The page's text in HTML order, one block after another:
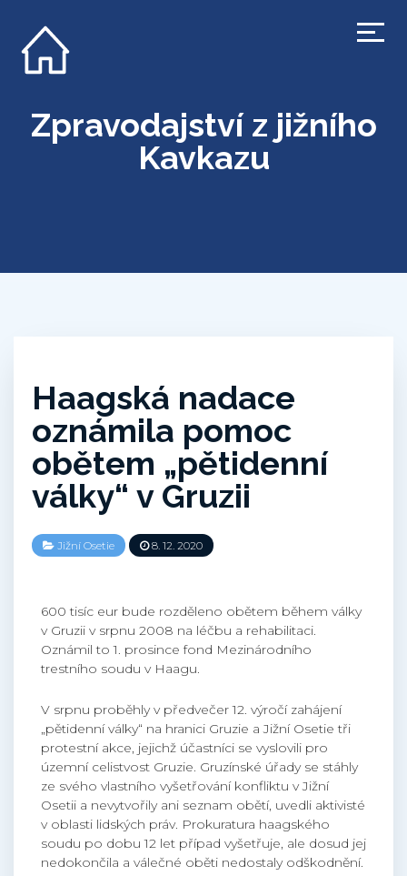
Zpravodajství z jižního
Kavkazu
Haagská nadace
oznámila pomoc
obětem „pětidenní
války“ v Gruzii
Jižní Osetie 8. 12. 2020
600 tisíc eur bude rozděleno obětem během války
v Gruzii v srpnu 2008 na léčbu a rehabilitaci.
Oznámil to 1. prosince fond Mezinárodního
trestního soudu v Haagu.
V srpnu proběhly v předvečer 12. výročí zahájení
„pětidenní války“ na hranici Gruzie a Jižní Osetie tři
protestní akce, jejichž účastníci se vyslovili pro
územní celistvost Gruzie. Gruzínské úřady se stáhly
ze svého vlastního vyšetřování konfliktu v Jižní
Osetii a nevytvořily ani seznam obětí, uvedli aktivisté
v oblasti lidských práv. Prokuratura haagského
soudu po dobu 12 let případ vyšetřuje, ale dosud jej
nedokončila a válečné oběti nedostaly odškodnění.